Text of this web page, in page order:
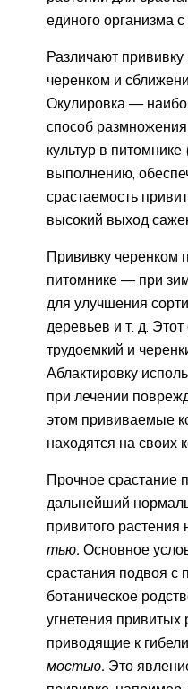
единого организма
Различают прививку
черенком и
Окулировка —
способ
культур в
выполнению,
срастаемость
высокий выход
Прививку черенком
питомнике — при
для улучшения
деревьев и т. д.
трудоемкий и
Аблактировку
при лечении
этом прививаемые
находятся на своих
Прочное срастание
дальнейший
привитого растения
тью. Основное
срастания подвоя
ботаническое
угнетения приви­тых
приводящие к
мостью. Это